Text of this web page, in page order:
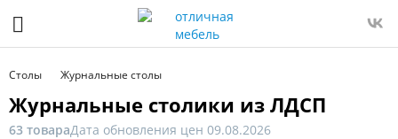
Столы Журнальные столы
Журнальные столики из ЛДСП
63 товараДата обновления цен 09.08.2026
Фильтр
Только
наличии